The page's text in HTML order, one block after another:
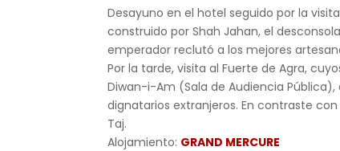
Desayuno en el hotel seguido por la
construido por Shah Jahan, el
emperador reclutó a los mejores
Por la tarde, visita al Fuerte de Agra,
Diwan-i-Am (Sala de Audiencia
dignatarios extranjeros. En contraste
Taj.
Alojamiento: GRAND MERCURE